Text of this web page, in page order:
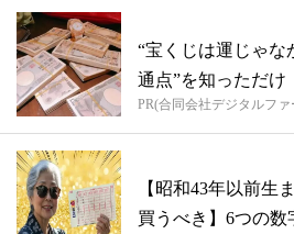
“宝くじは運じゃな
通点”を知っただけ
PR(合同会社デジタルファ
【昭和43年以前生
買うべき】6つの